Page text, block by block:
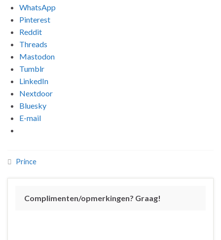
WhatsApp
Pinterest
Reddit
Threads
Mastodon
Tumblr
LinkedIn
Nextdoor
Bluesky
E-mail
Prince
Complimenten/opmerkingen? Graag!